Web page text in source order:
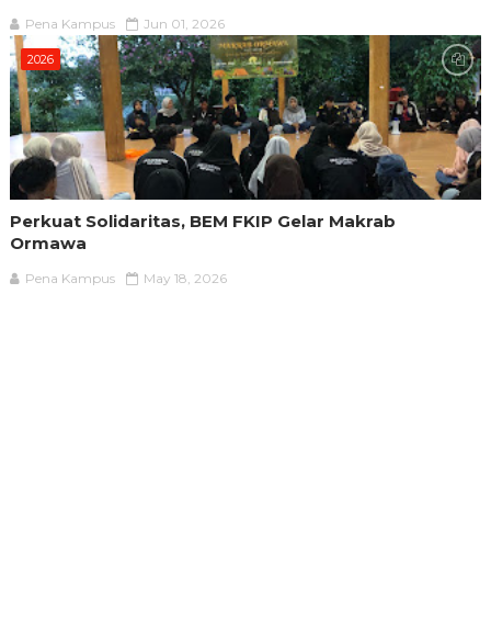
Pena Kampus Jun 01, 2026
2026
Perkuat Solidaritas, BEM FKIP Gelar Makrab
Ormawa
Pena Kampus May 18, 2026